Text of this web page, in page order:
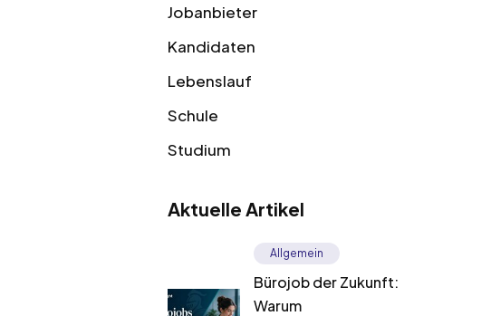
Jobanbieter
Kandidaten
Lebenslauf
Schule
Studium
Aktuelle Artikel
Allgemein
Bürojob der Zukunft:
Warum